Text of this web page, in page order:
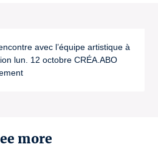
avec l’équipe artistique à
lun. 12 octobre CRÉA.ABO
more